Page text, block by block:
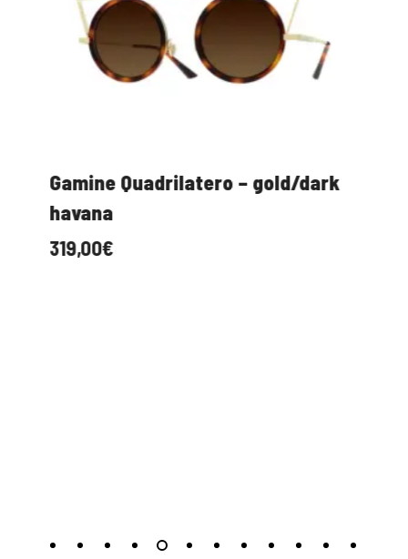
Gamine Quadrilatero – gold/dark
havana
319,00€